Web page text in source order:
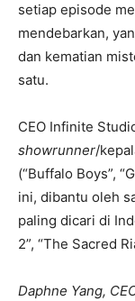
setiap episode
mendebarkan,
dan kematian
satu.
CEO Infinite
showrunner/
(“Buffalo Boys”,
ini, dibantu oleh
paling dicari di
2”, “The Sacred
Daphne Yang,